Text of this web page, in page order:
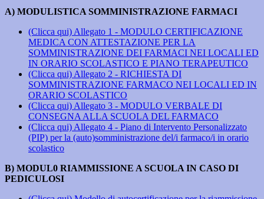
A) MODULISTICA SOMMINISTRAZIONE FARMACI
(Clicca qui) Allegato 1 - MODULO CERTIFICAZIONE
MEDICA CON ATTESTAZIONE PER LA
SOMMINISTRAZIONE DEI FARMACI NEI LOCALI ED
IN ORARIO SCOLASTICO E PIANO TERAPEUTICO
(Clicca qui) Allegato 2 - RICHIESTA DI
SOMMINISTRAZIONE FARMACO NEI LOCALI ED IN
ORARIO SCOLASTICO
(Clicca qui) Allegato 3 - MODULO VERBALE DI
CONSEGNA ALLA SCUOLA DEL FARMACO
(Clicca qui) Allegato 4 - Piano di Intervento Personalizzato
(PIP) per la (auto)somministrazione del/i farmaco/i in orario
scolastico
B) MODUL0 RIAMMISSIONE A SCUOLA IN CASO DI
PEDICULOSI